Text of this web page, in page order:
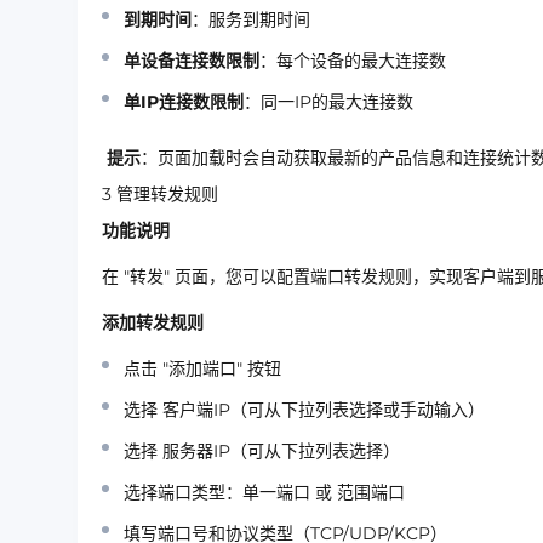
到期时间：服务到期时间
单设备连接数限制 ：每个设备的最大连接数
单IP连接数限制 ：同一IP的最大连接数
提示：页面加载时会自动获取最新的产品信息和连接统计数
3 管理转发规则
功能说明
在 "转发" 页面，您可以配置端口转发规则，实现客户端到
添加转发规则
点击 "添加端口" 按钮
选择 客户端IP （可从下拉列表选择或手动输入）
选择 服务器IP （可从下拉列表选择）
选择端口类型： 单一端口 或 范围端口
填写端口号和协议类型（TCP/UDP/KCP）